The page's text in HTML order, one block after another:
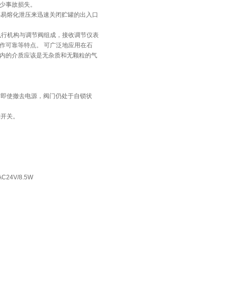
事故损失。
熔化泄压来迅速关闭贮罐的出入口
机构与调节阀组成，接收调节仪表
可靠等特点。 可广泛地应用在石
的介质应该是无杂质和无颗粒的气
使撤去电源，阀门仍处于自锁状
关。
AC24V/8.5W